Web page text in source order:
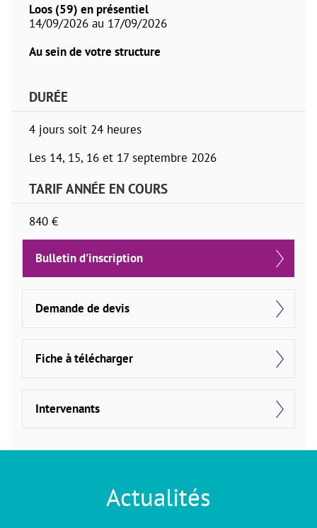
Loos (59) en présentiel
14/09/2026 au 17/09/2026
Au sein de votre structure
DURÉE
4 jours soit 24 heures
Les 14, 15, 16 et 17 septembre 2026
TARIF ANNÉE EN COURS
840 €
Bulletin d'inscription
Demande de devis
Fiche à télécharger
Intervenants
Actualités